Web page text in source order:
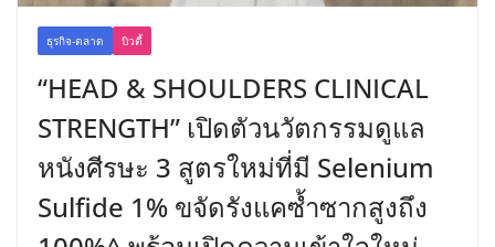
ธุรกิจ-ตลาด บิวตี้
“HEAD & SHOULDERS CLINICAL
STRENGTH” เปิดตัวนวัตกรรมดูแล
หนังศีรษะ 3 สูตรใหม่ที่มี Selenium
Sulfide 1% ขจัดรังแคซ้ำซากสูงถึง